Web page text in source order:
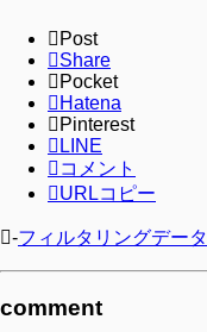
Post
Share
Pocket
Hatena
Pinterest
LINE
コメント
URLコピー
-フィルタリングデータ
comment